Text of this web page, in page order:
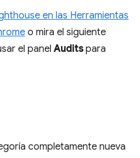
en las Herramientas
o mira el siguiente
el panelAuditspara
completamente nueva